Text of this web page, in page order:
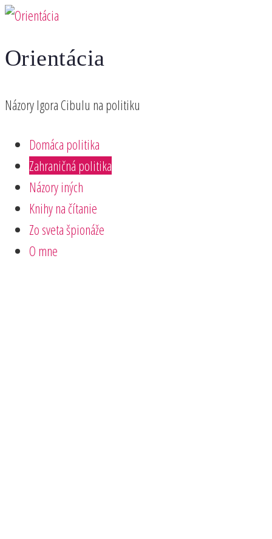
Preskočiť
obsah
Orientácia
Názory Igora Cibulu na politiku
Domáca politika
Zahraničná politika
Názory iných
Knihy na čítanie
Zo sveta špionáže
O mne